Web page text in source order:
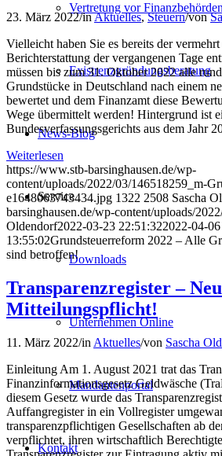
Vertretung vor Finanzbehörden
Existrenzgründungsberatung
News-Blog
Service
Downloads
Unternehmen Online
Mandantenportal
Kontakt
23. März 2022/inAktuelles,Steuern/von
Vielleicht haben Sie es bereits der
Berichterstattung der vergangenen Tage
müssen bis zum 31. Oktober 2022 alle
Grundstücke in Deutschland nach einem
bewertet und dem Finanzamt diese
Wege übermittelt werden! Hintergrund ist
Bundesverfassungsgerichts aus dem Jahr
Weiterlesen
https://www.stb-barsinghausen.de/wp-
content/uploads/2022/03/146518259_m-
e1648063743434.jpg 1322 2508 Sascha
barsinghausen.de/wp-content/uploads/
Oldendorf2022-03-23 22:51:322022-04-06
13:55:02Grundsteuerreform 2022 – Alle
sind betroffen!
Transparenzregister –
Mitteilungspflicht!
11. März 2022/in Aktuelles/von Sascha
Einleitung Am 1. August 2021 trat das
Finanzinformationsgesetz Geldwäsche
diesem Gesetz wurde das
Auffangregister in ein Vollregister
transparenzpflichtigen Gesellschaften ab
verpflichtet, ihren wirtschaftlich